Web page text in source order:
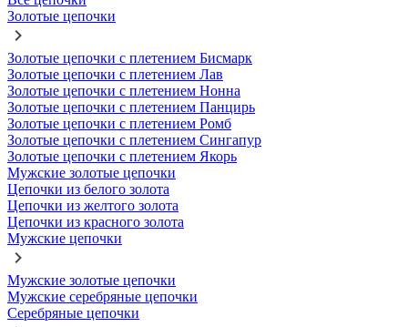
Золотые цепочки
Золотые цепочки с плетением Бисмарк
Золотые цепочки с плетением Лав
Золотые цепочки с плетением Нонна
Золотые цепочки с плетением Панцирь
Золотые цепочки с плетением Ромб
Золотые цепочки с плетением Сингапур
Золотые цепочки с плетением Якорь
Мужские золотые цепочки
Цепочки из белого золота
Цепочки из желтого золота
Цепочки из красного золота
Мужские цепочки
Мужские золотые цепочки
Мужские серебряные цепочки
Серебряные цепочки